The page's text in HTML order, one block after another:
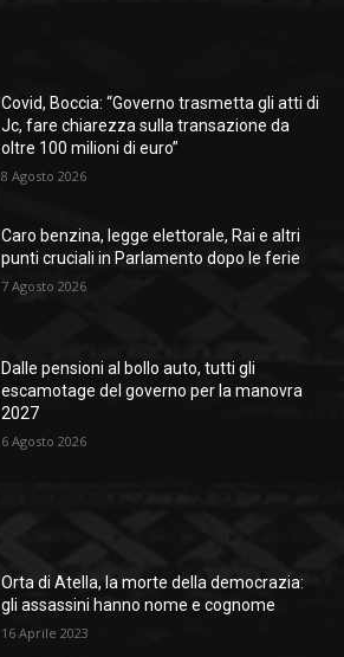
Covid, Boccia: “Governo trasmetta gli atti di
Jc, fare chiarezza sulla transazione da
oltre 100 milioni di euro”
8 Agosto 2026
Caro benzina, legge elettorale, Rai e altri
punti cruciali in Parlamento dopo le ferie
7 Agosto 2026
Dalle pensioni al bollo auto, tutti gli
escamotage del governo per la manovra
2027
6 Agosto 2026
Orta di Atella, la morte della democrazia:
gli assassini hanno nome e cognome
16 Aprile 2023